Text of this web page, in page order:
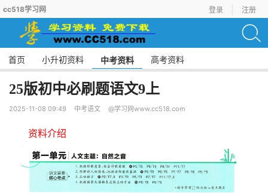
cc518学习网 登录 注册
首页 小升初资料 中考资料 高考资料
25版初中必刷题语文9上
2025-11-08 09:49 中考语文 @学习网www.cc518.com
资料介绍